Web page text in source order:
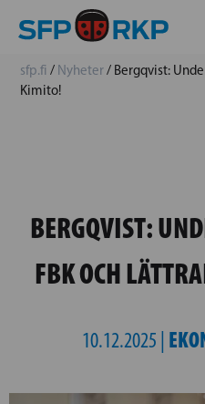
sfp.fi / Nyheter/ Bergqvist:
Kimito!
BERGQVIST:
FBK OCH
10.12.2025 |